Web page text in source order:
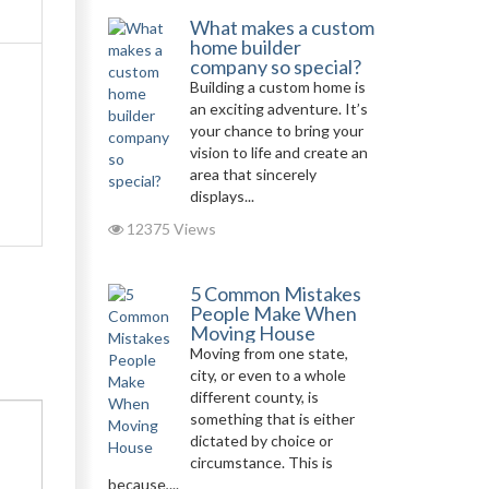
What makes a custom
home builder
company so special?
Building a custom home is
an exciting adventure. It’s
your chance to bring your
vision to life and create an
area that sincerely
displays...
12375 Views
5 Common Mistakes
People Make When
Moving House
Moving from one state,
city, or even to a whole
different county, is
something that is either
dictated by choice or
circumstance. This is
because,...